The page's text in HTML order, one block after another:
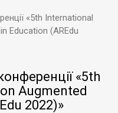
«5th International
Education (AREdu
«5th
Augmented
2022)»